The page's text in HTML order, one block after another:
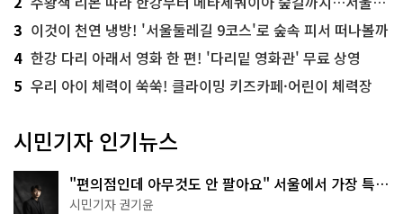
3 이것이 천연 냉방! '서울둘레길 9코스'로 숲속 피서 떠나볼까
4 한강 다리 아래서 영화 한 편! '다리밑 영화관' 무료 상영
5 우리 아이 체력이 쑥쑥! 클라이밍 키즈카페·어린이 체력장
시민기자 인기뉴스
"편의점인데 아무것도 안 팔아요" 서울에서 가장 특별
한 편의점의 정체
시민기자 권기윤